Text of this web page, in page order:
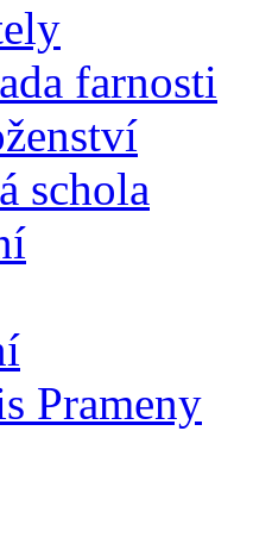
farnosti
schola
Prameny